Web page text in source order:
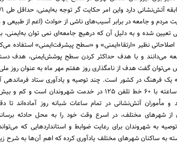
مردم و جامعه در برابر آسیب‌های ناشی از حوادث (اعم از طبیعی
تعیین شده و به دلیل آن که درهیچ جامعه‌ای نمی توان
اصلاحاتی نظیر «ارتقاء‌‌ایمنی» و «سطح پیشرفت‌ایمنی» استفاده
می‌دانند و با هدف حداکثر کردن سطح پوشش‌ایمنی، ‌هدف
می‌توان گفت هدف از نامگذاری روز هفتم مهر ماه به عنوان روز
یک فرهنگ در کشور است. چند توصیه و یادآوری ستاد
تهران بزرگ، ‌به صورت 24 ساعته با 60 خط تلفن 125 در خدمت
و مأموران آتش‌نشانی در تمام ساعات شبانه روز آماده‌اند تا
شهرهای مختلف، در اسرع وقت خود را به محل حادثه
به شهروندان برای رعایت ضوابط و استانداردهایی که